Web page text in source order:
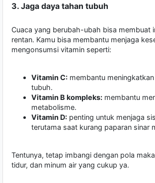
3. Jaga daya tahan tubuh
Cuaca yang berubah-ubah bisa membuat
rentan. Kamu bisa membantu menjaga
mengonsumsi vitamin seperti:
Vitamin C: membantu
tubuh.
Vitamin B kompleks: membantu
metabolisme.
Vitamin D: penting untuk menjaga
terutama saat kurang paparan sinar
Tentunya, tetap imbangi dengan pola
tidur, dan minum air yang cukup ya.